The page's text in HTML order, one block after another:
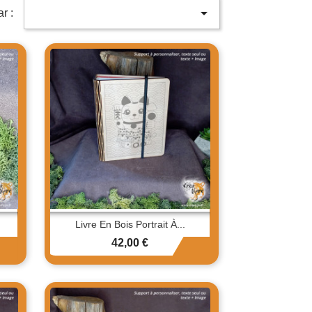
: 
Livre En Bois Portrait À...
Prix
42,00 €